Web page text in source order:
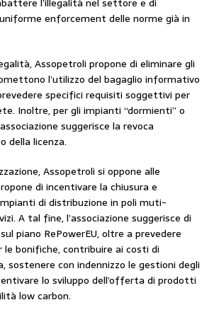
enforcement delle norme già in
Assopetroli propone di eliminare gli
l’utilizzo del bagaglio informativo
specifici requisiti soggettivi per
Inoltre, per gli impianti “dormienti” o
suggerisce la revoca
della licenza.
Assopetroli si oppone alle
di incentivare la chiusura e
di distribuzione in poli muti-
A tal fine, l’associazione suggerisce di
piano RePowerEU, oltre a prevedere
bonifiche, contribuire ai costi di
sostenere con indennizzo le gestioni degli
lo sviluppo dell’offerta di prodotti
low carbon.